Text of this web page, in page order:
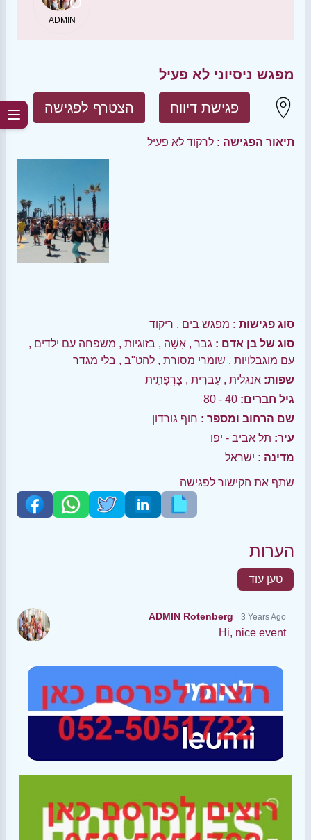
ADMIN
מפגש ניסיוני לא פעיל
הצטרף לפגישה פגישת דיווח
תיאור הפגישה : לרקוד לא פעיל
סוג פגישות : מפגש בים , ריקוד
סוג של בן אדם : גבר , אִשָׁה , בזוגיות , משפחה עם ילדים ,
עם מוגבלויות , שומרי מסורת , להט"ב , בלי מגדר
שפות: אנגלית , עִברִית , צָרְפָתִית
גיל חברים: 40 - 80
שם הרחוב ומספר : חוף גורדון
עיר: תל אביב - יפו
מדינה : ישראל
שתף את הקישור לפגישה
הערות
טען עוד
ADMIN Rotenberg 3 Years Ago
Hi, nice event